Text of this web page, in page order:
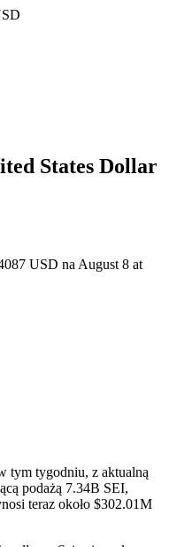
States Dollar
USD na August 8 at
tym tygodniu, z aktualną
podażą 7.34B SEI,
teraz około $302.01M